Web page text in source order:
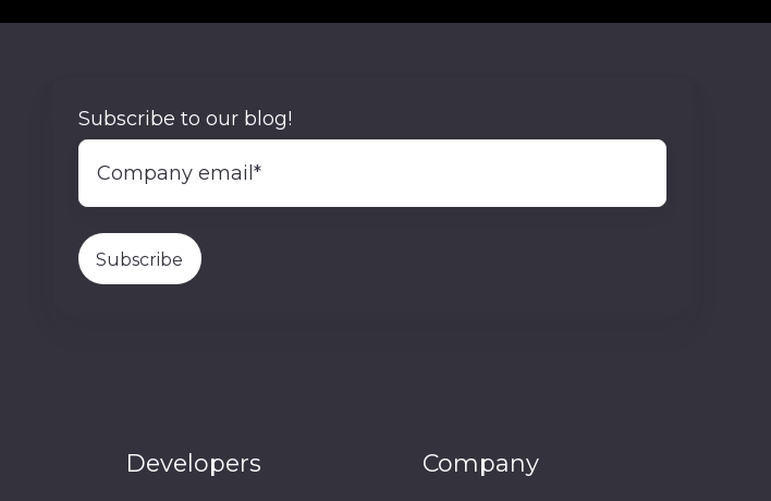
다
Subscribe to our blog!
Developers Company